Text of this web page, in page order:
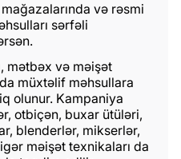
və rəsmi
sərfəli
mətbəx və məişət
müxtəlif məhsullara
olunur. Kampaniya
otbiçən, buxar ütüləri,
blenderlər, mikserlər,
məişət texnikaları da